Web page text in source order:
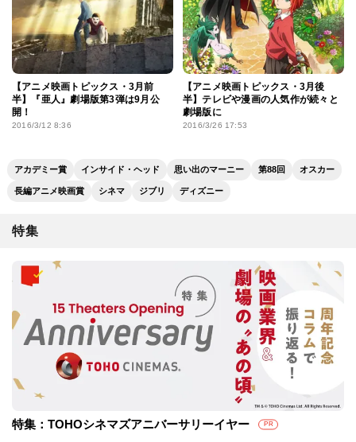
【アニメ映画トピックス・3月前
半】『亜人』劇場版第3弾は9月公
開！
2016/3/12 8:36
【アニメ映画トピックス・3月後
半】テレビや漫画の人気作が続々と
劇場版に
2016/3/26 17:53
アカデミー賞 インサイド・ヘッド 思い出のマーニー 第88回 オスカー
長編アニメ映画賞 シネマ ジブリ ディズニー
特集
特集：TOHOシネマズアニバーサリーイヤー PR